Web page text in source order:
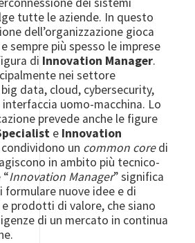
tutte le aziende. In questo
dell’organizzazione gioca
sempre più spesso le imprese
di Innovation Manager.
nei settore
data, cloud, cybersecurity,
interfaccia uomo-macchina. Lo
prevede anche le figure
e Innovation
un common coredi
in ambito più tecnico-
Innovation Manager” significa
formulare nuove idee e di
prodotti di valore, che siano
di un mercato in continua